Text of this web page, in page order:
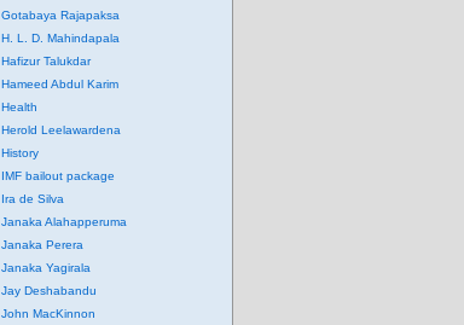
Gotabaya Rajapaksa
H. L. D. Mahindapala
Hafizur Talukdar
Hameed Abdul Karim
Health
Herold Leelawardena
History
IMF bailout package
Ira de Silva
Janaka Alahapperuma
Janaka Perera
Janaka Yagirala
Jay Deshabandu
John MacKinnon